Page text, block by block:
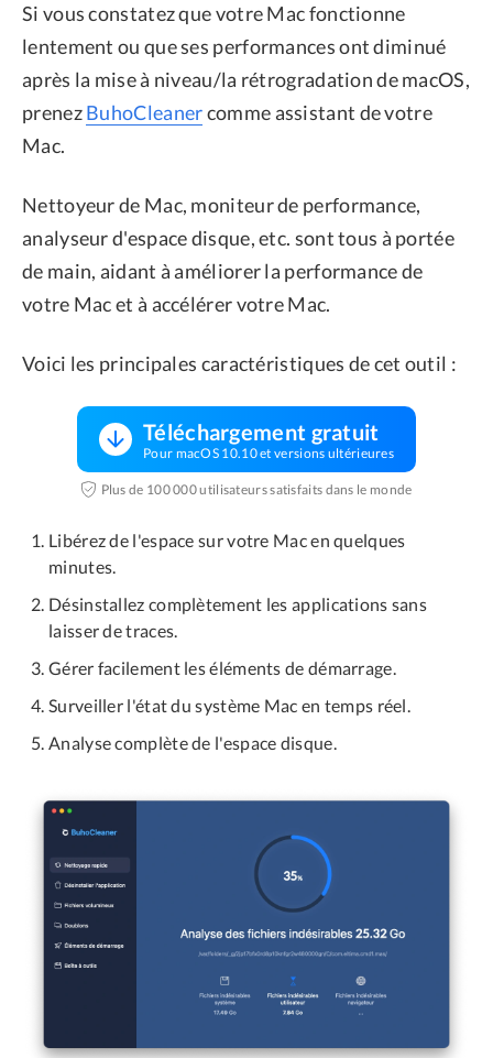
Si vous constatez que votre Mac fonctionne
lentement ou que ses performances ont diminué
après la mise à niveau/la rétrogradation de macOS,
prenezBuhoCleanercomme assistant de votre
Mac.
Nettoyeur de Mac, moniteur de performance,
analyseur d'espace disque, etc. sont tous à portée
de main, aidant à améliorer la performance de
votre Mac et à accélérer votre Mac.
Voici les principales caractéristiques de cet outil :
Téléchargement gratuit
Pour macOS 10.10 et versions ultérieures
Plus de 100 000 utilisateurs satisfaits dans le monde
Libérez de l'espace sur votre Mac en quelques
minutes.
Désinstallez complètement les applications sans
laisser de traces.
Gérer facilement les éléments de démarrage.
Surveiller l'état du système Mac en temps réel.
Analyse complète de l'espace disque.